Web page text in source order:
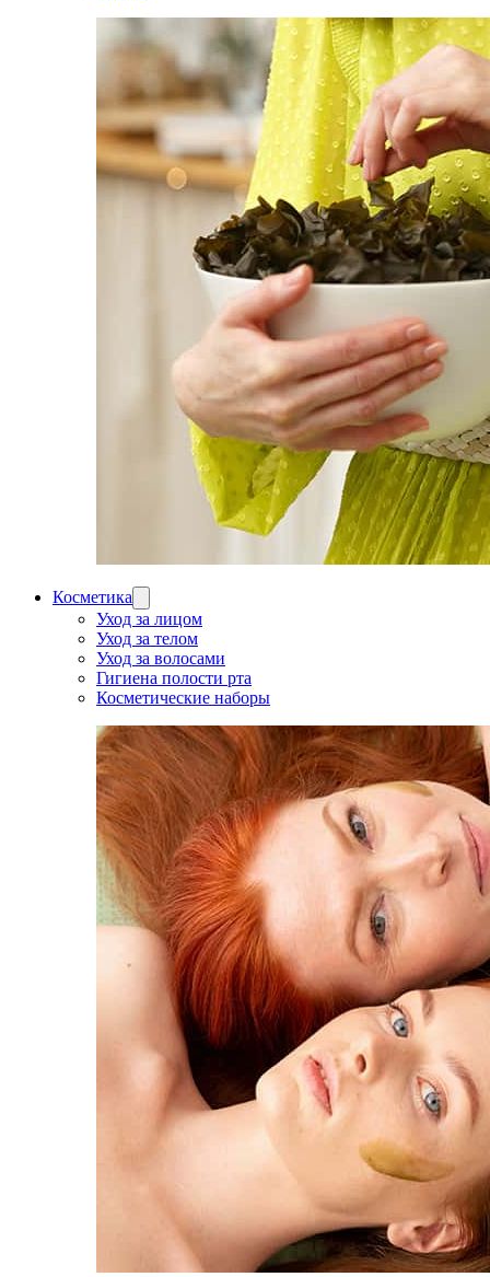
Косметика
Уход за лицом
Уход за телом
Уход за волосами
Гигиена полости рта
Косметические наборы